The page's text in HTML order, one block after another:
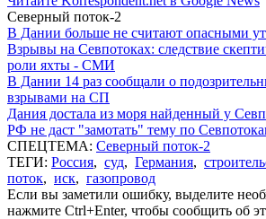
Северный поток-2
В Дании больше не считают опасными
Взрывы на Севпотоках: следствие
роли яхты - СМИ
В Дании 14 раз сообщали о
взрывами на СП
Дания достала из моря найденный у
РФ не даст "замотать" тему по
СПЕЦТЕМА: Северный поток-2
ТЕГИ: Россия, суд, Германия,
поток, иск, газопровод
Если вы заметили ошибку, выделите
нажмите Ctrl+Enter, чтобы сообщить об